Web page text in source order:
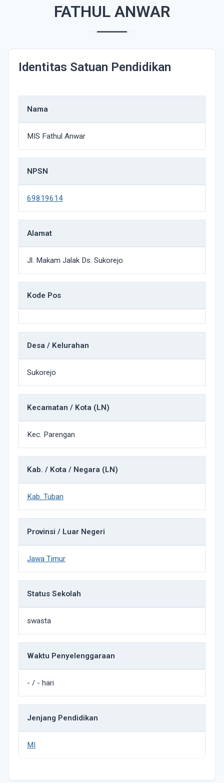
FATHUL ANWAR
Identitas Satuan Pendidikan
Nama
MIS Fathul Anwar
NPSN
69819614
Alamat
Jl. Makam Jalak Ds. Sukorejo
Kode Pos
Desa / Kelurahan
Sukorejo
Kecamatan / Kota (LN)
Kec. Parengan
Kab. / Kota / Negara (LN)
Kab. Tuban
Provinsi / Luar Negeri
Jawa Timur
Status Sekolah
swasta
Waktu Penyelenggaraan
- / - hari
Jenjang Pendidikan
MI